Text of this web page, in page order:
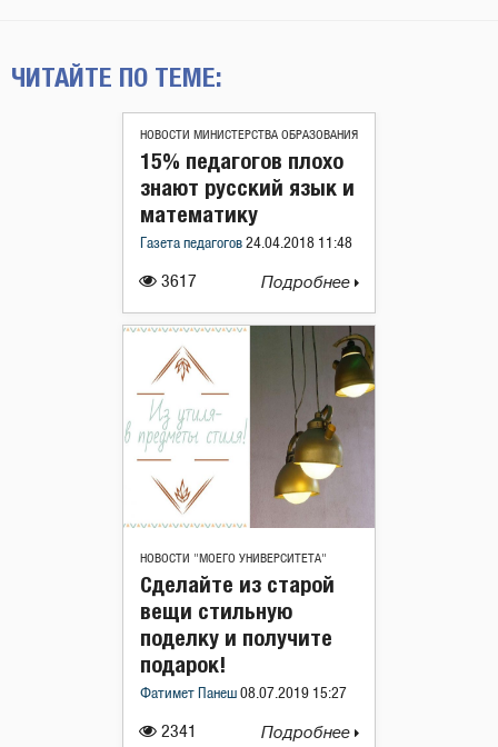
ЧИТАЙТЕ ПО ТЕМЕ:
НОВОСТИ МИНИСТЕРСТВА ОБРАЗОВАНИЯ
3617
15% педагогов плохо
знают русский язык и
математику
Газета педагогов 24.04.2018 11:48
Подробнее
НОВОСТИ "МОЕГО УНИВЕРСИТЕТА"
2341
Сделайте из старой
вещи стильную
поделку и получите
подарок!
Фатимет Панеш 08.07.2019 15:27
Подробнее